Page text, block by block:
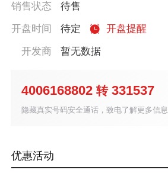
销售状态
待售
开盘时间
待定
开盘提醒
开发商
暂无数据
4006168802 转 331537
隐藏真实号码安全通话，致电了解更多信息
优惠活动